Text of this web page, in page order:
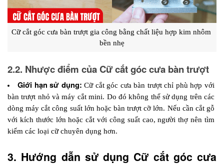
Cữ cắt góc cưa bàn trượt gia công bằng chất liệu hợp kim nhôm
bền nhẹ
2.2. Nhược điểm của Cữ cắt góc cưa bàn trượt
Giới hạn sử dụng: Cữ cắt góc cưa bàn trượt chỉ phù hợp với
bàn trượt nhỏ và máy cắt mini. Do đó không thể sử dụng trên các
dòng máy cắt công suất lớn hoặc bàn trượt cỡ lớn. Nếu cần cắt gỗ
với kích thước lớn hoặc cắt với công suất cao, người thợ nên tìm
kiếm các loại cữ chuyên dụng hơn.
3. Hướng dẫn sử dụng Cữ cắt góc cưa